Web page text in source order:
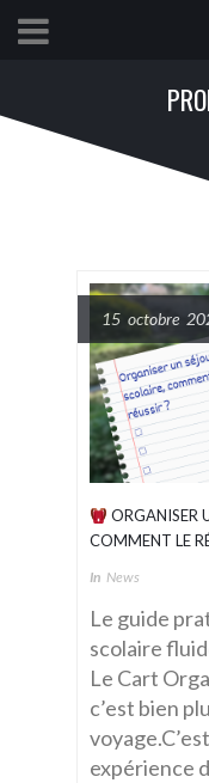
15 octobre
ORGANISER
COMMENT LE
In News
Le guide
scolaire
Le Cart
c’est bien
expérience